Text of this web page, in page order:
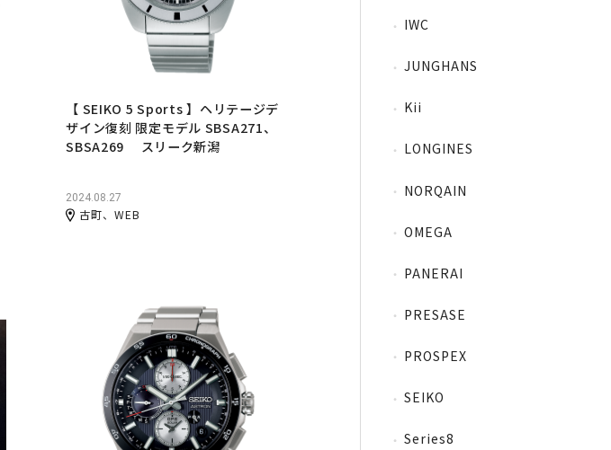
【 SEIKO 5 Sports 】ヘリテージデ
ザイン復刻 限定モデル SBSA271、
SBSA269 スリーク新潟
2024.08.27
古町、WEB
IWC
JUNGHANS
Kii
LONGINES
NORQAIN
OMEGA
PANERAI
PRESASE
PROSPEX
SEIKO
Series8